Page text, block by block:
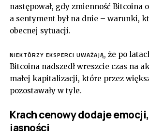
następował, gdy zmienność Bitcoina
a sentyment był na dnie – warunki,
obecnej sytuacji.
NIEKTÓRZY EKSPERCI UWAŻAJĄ, że po
Bitcoina nadszedł wreszcie czas na
małej kapitalizacji, które przez
pozostawały w tyle.
Krach cenowy dodaje
jasności